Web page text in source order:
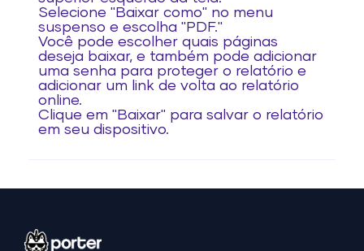
Selecione "Baixar como" no menu
suspenso e escolha "PDF."
Você pode escolher quais páginas
deseja baixar, e também pode adicionar
uma senha para proteger o relatório e
adicionar um link de volta ao relatório
online.
Clique em "Baixar" para salvar o relatório
em seu dispositivo.